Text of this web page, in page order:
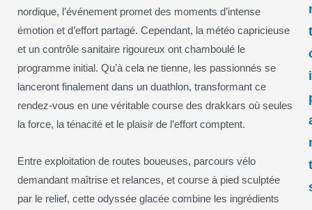
nordique, l’événement promet des moments d’intense
émotion et d’effort partagé. Cependant, la météo capricieuse
et un contrôle sanitaire rigoureux ont chamboulé le
programme initial. Qu’à cela ne tienne, les passionnés se
lanceront finalement dans un duathlon, transformant ce
rendez-vous en une véritable course des drakkars où seules
la force, la ténacité et le plaisir de l’effort comptent.
Entre exploitation de routes boueuses, parcours vélo
demandant maîtrise et relances, et course à pied sculptée
par le relief, cette odyssée glacée combine les ingrédients
i